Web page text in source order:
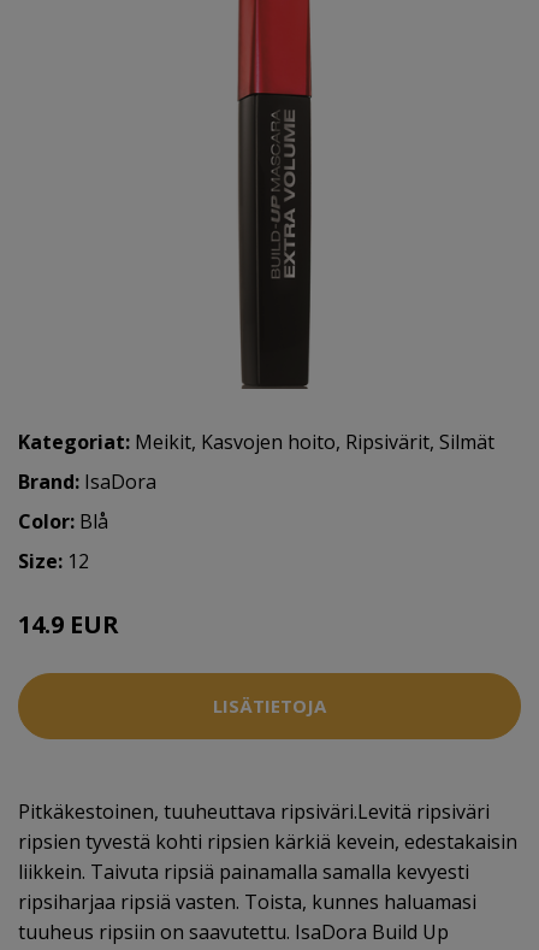
Kategoriat: Meikit, Kasvojen hoito, Ripsivärit, Silmät
Brand: IsaDora
Color: Blå
Size: 12
14.9 EUR
LISÄTIETOJA
Pitkäkestoinen, tuuheuttava ripsiväri.Levitä ripsiväri
ripsien tyvestä kohti ripsien kärkiä kevein, edestakaisin
liikkein. Taivuta ripsiä painamalla samalla kevyesti
ripsiharjaa ripsiä vasten. Toista, kunnes haluamasi
tuuheus ripsiin on saavutettu. IsaDora Build Up